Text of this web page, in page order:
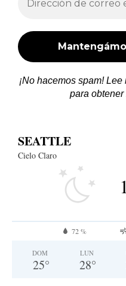
¡No hacemos spam! Lee
para
SEATTLE
Cielo Claro
72 %
DOM
25°
LUN
28°